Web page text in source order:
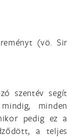
(vö. Sir
szentév segít
minden
pedig ez a
a teljes